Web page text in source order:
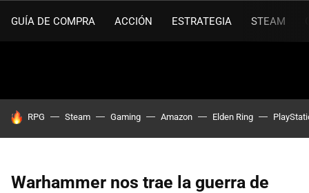
GUÍA DE COMPRA ACCIÓN ESTRATEGIA STEAM
HOY SE HABLA DE
RPG Steam Gaming Amazon Elden Ring
Warhammer nos trae la guerra de